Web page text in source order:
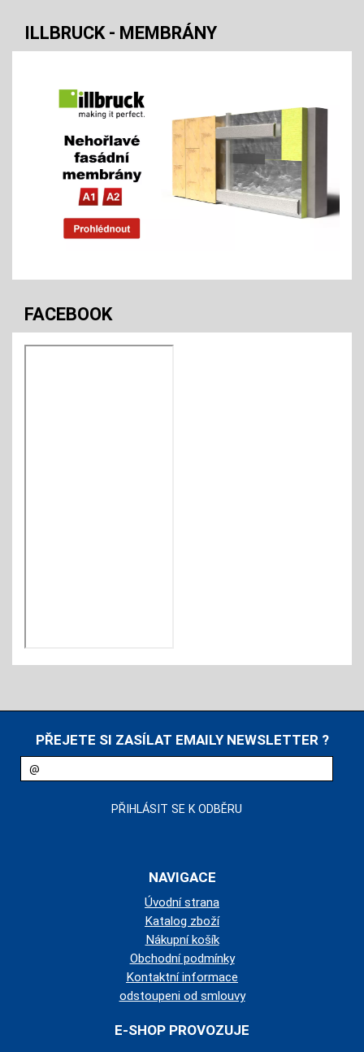
ILLBRUCK - MEMBRÁNY
FACEBOOK
PŘEJETE SI ZASÍLAT EMAILY NEWSLETTER ?
NAVIGACE
Úvodní strana
Katalog zboží
Nákupní košík
Obchodní podmínky
Kontaktní informace
odstoupeni od smlouvy
E-SHOP PROVOZUJE